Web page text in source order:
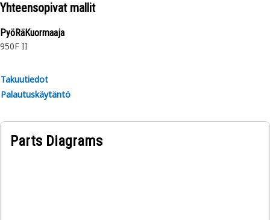
Yhteensopivat mallit
PyöRäKuormaaja
950F II
Takuutiedot
Palautuskäytäntö
Parts Diagrams